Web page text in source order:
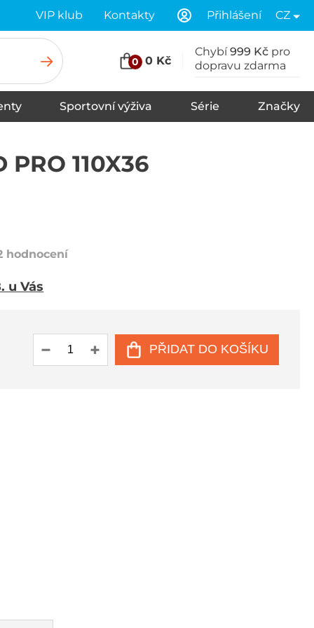
VIP klub Kontakty Přihlášení CZ
0 0 Kč
Chybí999 Kč pro
dopravu zdarma
Sportovní výživa Série Značky
110X36
hodnocení
u Vás
PŘIDAT DO KOŠÍKU